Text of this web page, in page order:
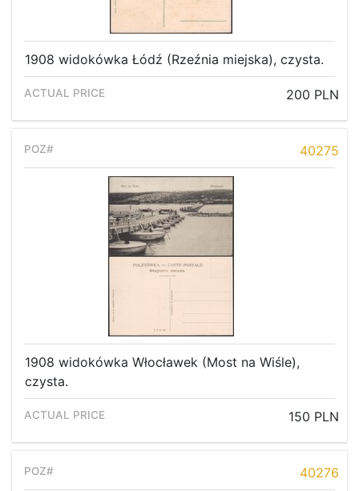
1908 widokówka Łódź (Rzeźnia miejska), czysta.
200 PLN
40275
1908 widokówka Włocławek (Most na Wiśle),
czysta.
150 PLN
40276